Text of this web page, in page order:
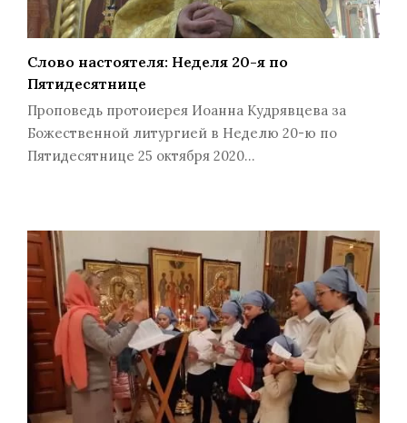
Слово настоятеля: Неделя 20-я по
Пятидесятнице
Проповедь протоиерея Иоанна Кудрявцева за
Божественной литургией в Неделю 20-ю по
Пятидесятнице 25 октября 2020…